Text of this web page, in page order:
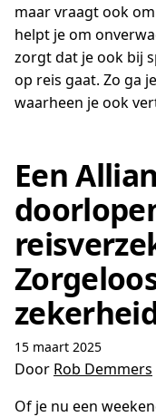
maar vraagt ook
helpt je om
zorgt dat je ook bij
op reis gaat. Zo ga
waarheen je ook
Een
15 maart 2025
Door Rob Demmers
Of je nu een